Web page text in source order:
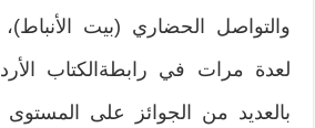
والتواصل الحضاري (بيت
لعدة مرات في رابطةالكتاب
بالعديد من الجوائز على المستوى